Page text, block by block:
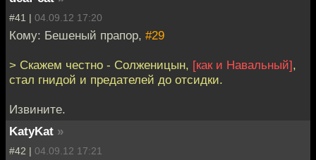
#41 | 04.09.12 17:20
Кому: Бешеный прапор, #29
> Скажем честно - Солженицын, [как и Навальный],
стал гнидой и предателей до отсидки.
Извините.
KatyKat »
#42 | 04.09.12 17:21